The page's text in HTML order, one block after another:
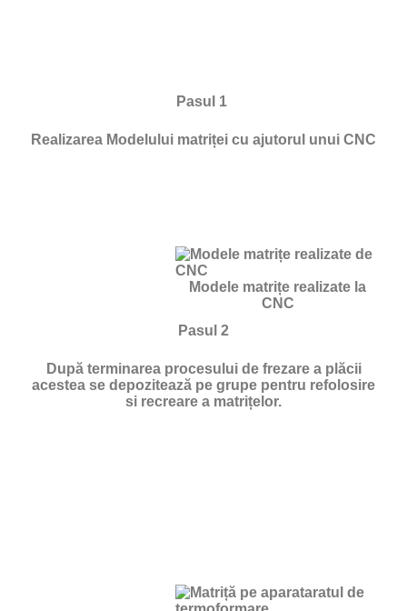
Pasul 1
Realizarea Modelului matriței cu ajutorul unui CNC
Modele matrițe realizate la
CNC
Pasul 2
După terminarea procesului de frezare a plăcii
acestea se depozitează pe grupe pentru refolosire
si recreare a matrițelor.